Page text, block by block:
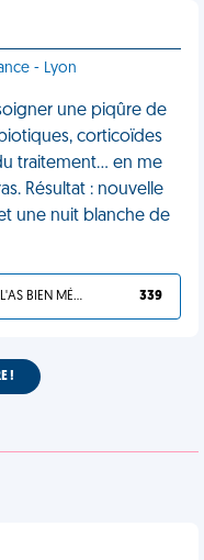
- Lyon
une piqûre de
corticoïdes
traitement… en me
Résultat : nouvelle
une nuit blanche de
TU L'AS BIEN MÉRITÉ 339
!